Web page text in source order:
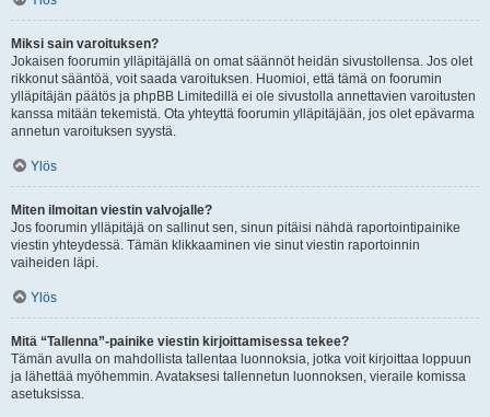
Miksi sain varoituksen?
Jokaisen foorumin ylläpitäjällä on omat säännöt heidän sivustollensa. Jos olet
rikkonut sääntöä, voit saada varoituksen. Huomioi, että tämä on foorumin
ylläpitäjän päätös ja phpBB Limitedillä ei ole sivustolla annettavien varoitusten
kanssa mitään tekemistä. Ota yhteyttä foorumin ylläpitäjään, jos olet epävarma
annetun varoituksen syystä.
Ylös
Miten ilmoitan viestin valvojalle?
Jos foorumin ylläpitäjä on sallinut sen, sinun pitäisi nähdä raportointipainike
viestin yhteydessä. Tämän klikkaaminen vie sinut viestin raportoinnin
vaiheiden läpi.
Ylös
Mitä “Tallenna”-painike viestin kirjoittamisessa tekee?
Tämän avulla on mahdollista tallentaa luonnoksia, jotka voit kirjoittaa loppuun
ja lähettää myöhemmin. Avataksesi tallennetun luonnoksen, vieraile komissa
asetuksissa.